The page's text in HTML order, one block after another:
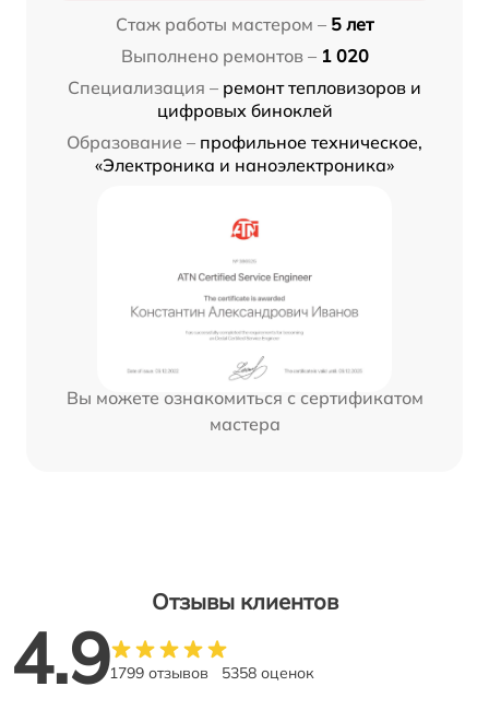
Стаж работы мастером – 5 лет
Выполнено ремонтов – 1 020
Специализация – ремонт тепловизоров и
цифровых биноклей
Образование – профильное техническое,
«Электроника и наноэлектроника»
Вы можете ознакомиться с сертификатом
мастера
Отзывы клиентов
4.91799 отзывов 5358 оценок